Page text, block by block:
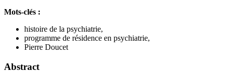
Mots-clés :
histoire de la psychiatrie,
programme de résidence en psychiatrie,
Pierre Doucet
Abstract